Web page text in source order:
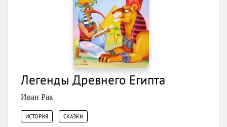
Легенды Древнего Египта
Иван Рак
ИСТОРИЯ СКАЗКИ